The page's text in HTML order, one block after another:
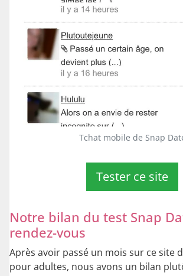
Tchat mobile de Snap
Tester ce site
Notre bilan du test Snap
rendez-vous
Après avoir passé un mois sur ce site
pour adultes, nous avons un bilan